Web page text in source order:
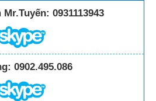
Mr.Tuyến: 0931113943
0902.495.086